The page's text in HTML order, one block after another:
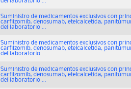
Suministro de medicamentos exclusivos con
carfilzomib, denosumab, etelcalcetida,
del laboratorio ...
Suministro de medicamentos exclusivos con
carfilzomib, denosumab, etelcalcetida,
del laboratorio ...
Suministro de medicamentos exclusivos con
carfilzomib, denosumab, etelcalcetida,
del laboratorio ...